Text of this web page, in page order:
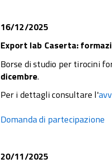
16/12/2025
Export lab Caserta:
Borse di studio per tirocini
dicembre.
Per i dettagli consultare l'
Domanda di partecipazione
20/11/2025